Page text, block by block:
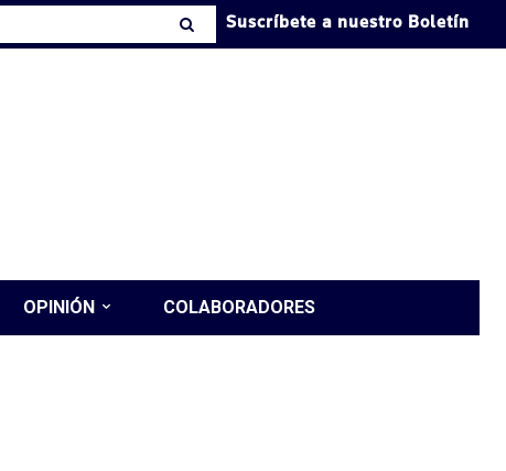
Suscríbete a nuestro Boletín
OPINIÓN COLABORADORES